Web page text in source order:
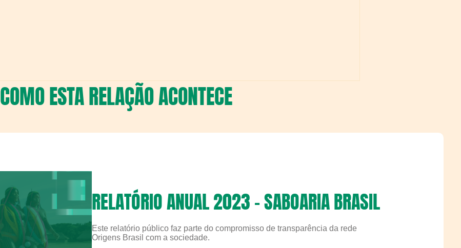
COMO ESTA RELAÇÃO ACONTECE
RELATÓRIO ANUAL 2023 - SABOARIA BRASIL
Este relatório público faz parte do compromisso de transparência da rede
Origens Brasil com a sociedade.